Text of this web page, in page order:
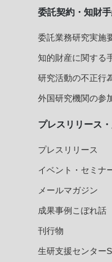
委託契約・知財
委託業務研究実施
知的財産に関する
研究活動の不正行
外国研究機関の参
プレスリリース
プレスリリース
イベント・セミナ
メールマガジン
成果事例こぼれ話
刊行物
生研支援センター